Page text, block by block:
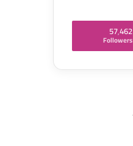
57٬462
Followers